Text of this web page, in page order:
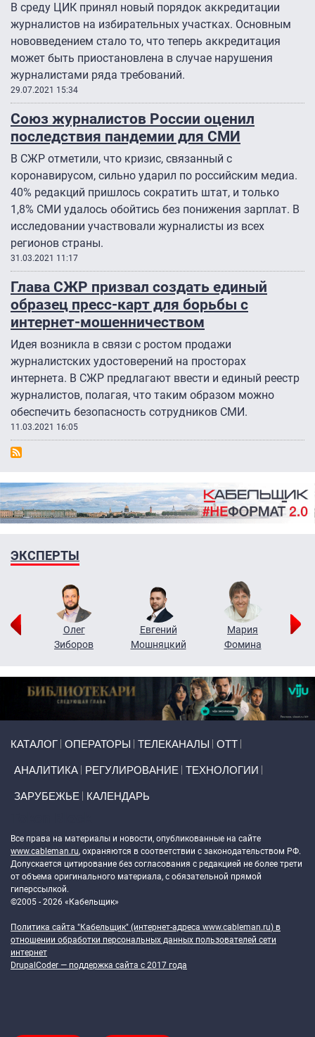
В среду ЦИК принял новый порядок аккредитации
журналистов на избирательных участках. Основным
нововведением стало то, что теперь аккредитация
может быть приостановлена в случае нарушения
журналистами ряда требований.
29.07.2021 15:34
Союз журналистов России оценил
последствия пандемии для СМИ
В СЖР отметили, что кризис, связанный с
коронавирусом, сильно ударил по российским медиа.
40% редакций пришлось сократить штат, и только
1,8% СМИ удалось обойтись без понижения зарплат. В
исследовании участвовали журналисты из всех
регионов страны.
31.03.2021 11:17
Глава СЖР призвал создать единый
образец пресс-карт для борьбы с
интернет-мошенничеством
Идея возникла в связи с ростом продажи
журналистских удостоверений на просторах
интернета. В СЖР предлагают ввести и единый реестр
журналистов, полагая, что таким образом можно
обеспечить безопасность сотрудников СМИ.
11.03.2021 16:05
ЭКСПЕРТЫ
Олег
Зиборов
Евгений
Мошняцкий
Мария
Фомина
КАТАЛОГ ОПЕРАТОРЫ ТЕЛЕКАНАЛЫ ОТТ
АНАЛИТИКА РЕГУЛИРОВАНИЕ ТЕХНОЛОГИИ
ЗАРУБЕЖЬЕ КАЛЕНДАРЬ
Все права на материалы и новости, опубликованные на сайте
www.cableman.ru, охраняются в соответствии с законодательством РФ.
Допускается цитирование без согласования с редакцией не более трети
от объема оригинального материала, с обязательной прямой
гиперссылкой.
©2005 - 2026 «Кабельщик»
Политика сайта "Кабельщик" (интернет-адреса www.cableman.ru) в
отношении обработки персональных данных пользователей сети
интернет
DrupalCoder — поддержка сайта c 2017 года